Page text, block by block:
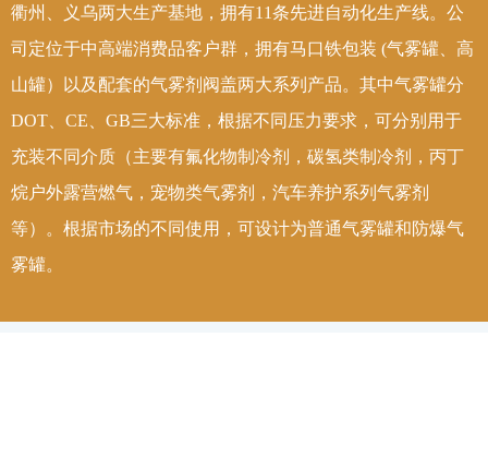
衢州、义乌两大生产基地，拥有11条先进自动化生产线。公
司定位于中高端消费品客户群，拥有马口铁包装 (气雾罐、高
山罐）以及配套的气雾剂阀盖两大系列产品。其中气雾罐分
DOT、CE、GB三大标准，根据不同压力要求，可分别用于
充装不同介质（主要有氟化物制冷剂，碳氢类制冷剂，丙丁
烷户外露营燃气，宠物类气雾剂，汽车养护系列气雾剂
等）。根据市场的不同使用，可设计为普通气雾罐和防爆气
雾罐。